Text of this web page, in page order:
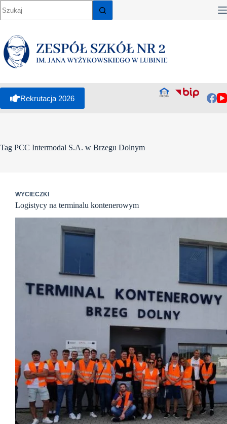
do
treści
Rekrutacja 2026
Tag PCC Intermodal S.A. w Brzegu Dolnym
WYCIECZKI
Logistycy na terminalu kontenerowym